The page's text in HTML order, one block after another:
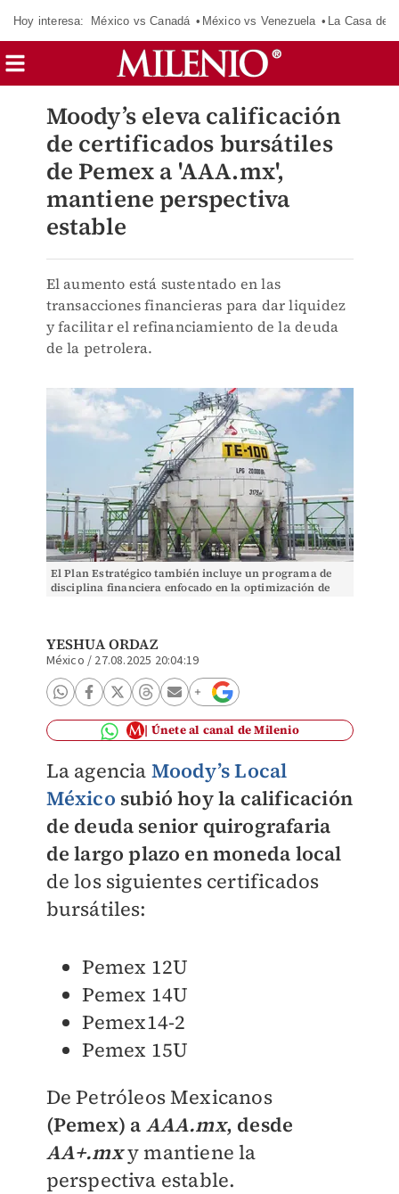
Hoy interesa: México vs Canadá México vs Venezuela La Casa de
Moody’s eleva calificación
de certificados bursátiles
de Pemex a 'AAA.mx',
mantiene perspectiva
estable
El aumento está sustentado en las
transacciones financieras para dar liquidez
y facilitar el refinanciamiento de la deuda
de la petrolera.
El Plan Estratégico también incluye un programa de
disciplina financiera enfocado en la optimización de
YESHUA ORDAZ
México / 27.08.2025 20:04:19
Únete al canal de Milenio
La agencia Moody’s Local
México subió hoy la calificación
de deuda senior quirografaria
de largo plazo en moneda local
de los siguientes certificados
bursátiles:
Pemex 12U
Pemex 14U
Pemex14-2
Pemex 15U
De Petróleos Mexicanos
(Pemex) a AAA.mx, desde
AA+.mxy mantiene la
perspectiva estable.